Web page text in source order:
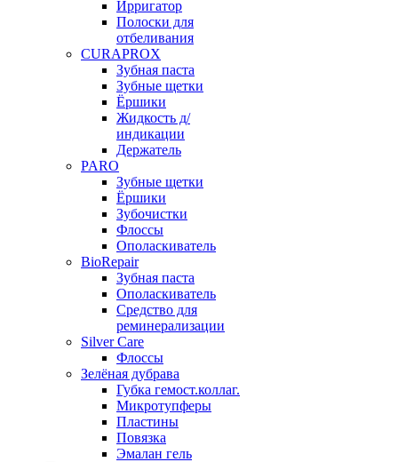
Ирригатор
Полоски для
отбеливания
CURAPROX
Зубная паста
Зубные щетки
Ёршики
Жидкость д/
индикации
Держатель
PARO
Зубные щетки
Ёршики
Зубочистки
Флоссы
Ополаскиватель
BioRepair
Зубная паста
Ополаскиватель
Средство для
реминерализации
Silver Care
Флоссы
Зелёная дубрава
Губка гемост.коллаг.
Микротупферы
Пластины
Повязка
Эмалан гель